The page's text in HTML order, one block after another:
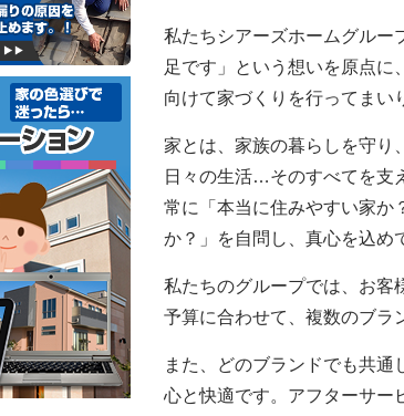
私たちシアーズホームグルー
足です」という想いを原点に
向けて家づくりを行ってまい
家とは、家族の暮らしを守り
日々の生活…そのすべてを支
常に「本当に住みやすい家か
か？」を自問し、真心を込め
私たちのグループでは、お客
予算に合わせて、複数のブラ
また、どのブランドでも共
心と快適です。アフターサー